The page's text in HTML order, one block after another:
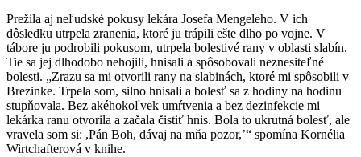
Prežila aj neľudské pokusy lekára Josefa Mengeleho. V ich
dôsledku utrpela zranenia, ktoré ju trápili ešte dlho po vojne. V
tábore ju podrobili pokusom, utrpela bolestivé rany v oblasti slabín.
Tie sa jej dlhodobo nehojili, hnisali a spôsobovali neznesiteľné
bolesti. „Zrazu sa mi otvorili rany na slabinách, ktoré mi spôsobili v
Brezinke. Trpela som, silno hnisali a bolesť sa z hodiny na hodinu
stupňovala. Bez akéhokoľvek umŕtvenia a bez dezinfekcie mi
lekárka ranu otvorila a začala čistiť hnis. Bola to ukrutná bolesť, ale
vravela som si: ,Pán Boh, dávaj na mňa pozor,’“ spomína Kornélia
Wirtchafterová v knihe.